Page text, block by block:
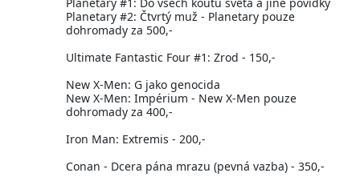
Planetary #2: Čtvrtý muž - Planetary pouze
dohromady za 500,-
Ultimate Fantastic Four #1: Zrod - 150,-
New X-Men: G jako genocida
New X-Men: Impérium - New X-Men pouze
dohromady za 400,-
Iron Man: Extremis - 200,-
Conan - Dcera pána mrazu (pevná vazba) - 350,-